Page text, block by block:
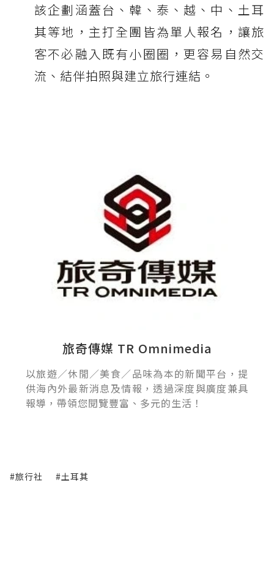
該企劃涵蓋台、韓、泰、越、中、土耳
其等地，主打全團皆為單人報名，讓旅
客不必融入既有小圈圈，更容易自然交
流、結伴拍照與建立旅行連結。
旅奇傳媒 TR Omnimedia
以旅遊／休閒／美食／品味為本的新聞平台，提
供海內外最新消息及情報，透過深度與廣度兼具
報導，帶領您閱覽豐富、多元的生活！
#旅行社 #土耳其